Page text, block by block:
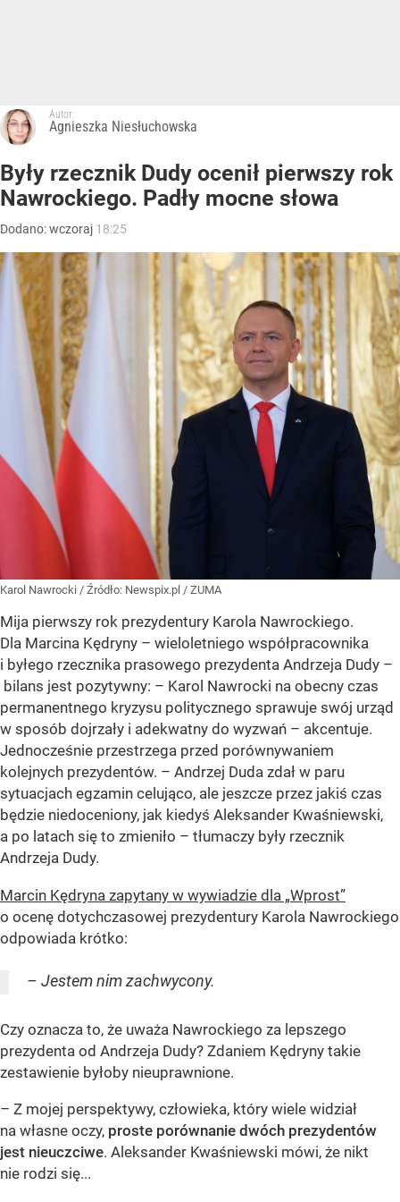
Autor:
Agnieszka Niesłuchowska
Były rzecznik Dudy ocenił pierwszy rok
Nawrockiego. Padły mocne słowa
Dodano:wczoraj 18:25
Karol Nawrocki / Źródło: Newspix.pl / ZUMA
Mija pierwszy rok prezydentury Karola Nawrockiego.
Dla Marcina Kędryny – wieloletniego współpracownika
i byłego rzecznika prasowego prezydenta Andrzeja Dudy –
bilans jest pozytywny: – Karol Nawrocki na obecny czas
permanentnego kryzysu politycznego sprawuje swój urząd
w sposób dojrzały i adekwatny do wyzwań – akcentuje.
Jednocześnie przestrzega przed porównywaniem
kolejnych prezydentów. – Andrzej Duda zdał w paru
sytuacjach egzamin celująco, ale jeszcze przez jakiś czas
będzie niedoceniony, jak kiedyś Aleksander Kwaśniewski,
a po latach się to zmieniło – tłumaczy były rzecznik
Andrzeja Dudy.
Marcin Kędryna zapytany w wywiadzie dla „Wprost”
o ocenę dotychczasowej prezydentury Karola Nawrockiego
odpowiada krótko:
– Jestem nim zachwycony.
Czy oznacza to, że uważa Nawrockiego za lepszego
prezydenta od Andrzeja Dudy? Zdaniem Kędryny takie
zestawienie byłoby nieuprawnione.
– Z mojej perspektywy, człowieka, który wiele widział
na własne oczy, proste porównanie dwóch prezydentów
jest nieuczciwe. Aleksander Kwaśniewski mówi, że nikt
nie rodzi się...